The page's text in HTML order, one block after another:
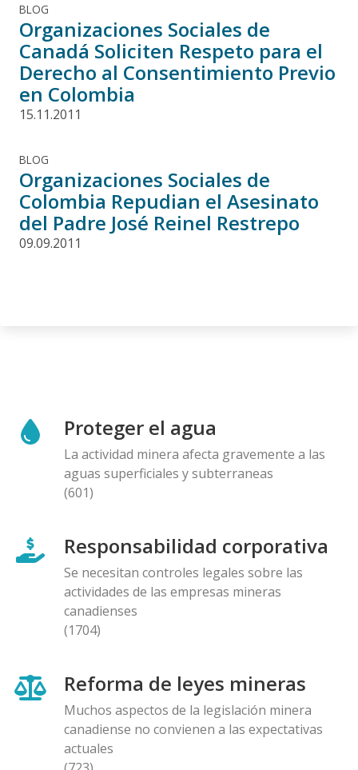
BLOG
Organizaciones Sociales de
Canadá Soliciten Respeto para el
Derecho al Consentimiento Previo
en Colombia
15.11.2011
BLOG
Organizaciones Sociales de
Colombia Repudian el Asesinato
del Padre José Reinel Restrepo
09.09.2011
Proteger el agua
La actividad minera afecta gravemente a las
aguas superficiales y subterraneas
(601)
Responsabilidad corporativa
Se necesitan controles legales sobre las
actividades de las empresas mineras
canadienses
(1704)
Reforma de leyes mineras
Muchos aspectos de la legislación minera
canadiense no convienen a las expectativas
actuales